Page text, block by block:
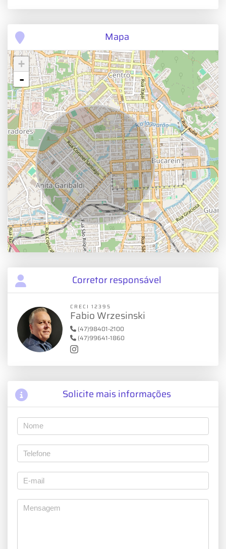
Mapa
+
-
Corretor responsável
CRECI 12395
Fabio Wrzesinski
(47)98401-2100
(47)99641-1860
Solicite mais informações